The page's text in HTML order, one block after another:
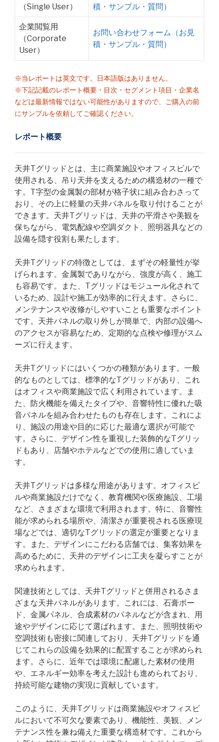
（Single User）
積・サンプル・質問）
企業閲覧用
（Corporate
User）
お問い合わせフォーム（お見
積・サンプル・質問）
※当レポートは英文です。日本語版はありません。
※下記記載のレポート概要・目次・セグメント項目・企業名
などは最新情報ではない可能性がありますので、ご購入の前
にサンプルを依頼してご確認ください。
レポート概要
天井Tグリッドとは、主に商業施設やオフィスビルで
使用される、吊り天井を支えるための構造材の一種で
す。T字型の金属製の部材が格子状に組み合わさって
おり、その上に軽量の天井パネルを取り付けることが
できます。天井Tグリッドは、天井の平滑さや美観を
保ちながら、電気配線や空調ダクト、照明器具などの
設備を隠す役割も果たします。
天井Tグリッドの特徴としては、まずその軽量性が挙
げられます。金属製でありながら、強度が高く、施工
も容易です。また、Tグリッドはモジュール化されて
いるため、設計や施工が効率的に行えます。さらに、
メンテナンスや改修がしやすいことも重要なポイント
です。天井パネルの取り外しが簡単で、内部の設備へ
のアクセスが容易なため、定期的な点検や修理がスム
ーズに行えます。
天井Tグリッドにはいくつかの種類があります。一般
的なものとしては、標準的なTグリッドがあり、これ
はオフィスや商業施設で広く利用されています。ま
た、防火機能を備えたタイプや、音響特性に優れた吸
音パネルを組み合わせたものも存在します。これによ
り、施設の用途や目的に応じた最適な選択が可能で
す。さらに、デザイン性を重視した装飾的なTグリッ
ドもあり、店舗やホテルなどでの使用に適していま
す。
天井Tグリッドは多様な用途があります。オフィスビ
ルや商業施設だけでなく、教育機関や医療施設、工場
など、さまざまな環境で利用されます。特に、音響性
能が求められる場所や、清潔さが重要視される医療現
場などでは、適切なTグリッドの選定が重要となりま
す。また、デザインにこだわる店舗では、集客効果を
高めるために、天井のデザインに工夫を凝らすことが
求められます。
関連技術としては、天井Tグリッドと併用されるさま
ざまな天井パネルがあります。これには、石膏ボー
ド、金属パネル、合成素材のパネルなどが含まれ、用
途やデザインに応じて選ばれます。また、照明技術や
空調技術も密接に関連しており、天井Tグリッドを通
じてこれらの設備を効果的に配置することが求められ
ます。さらに、近年では環境に配慮した素材の使用
や、エネルギー効率を考えた設計も進められており、
持続可能な建物の実現に貢献しています。
このように、天井Tグリッドは商業施設やオフィスビ
ルにおいて不可欠な要素であり、機能性、美観、メン
テナンス性を兼ね備えた重要な構造材です。これから